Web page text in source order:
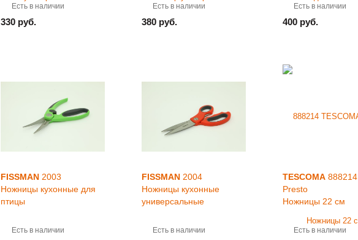
Есть в наличии
330 руб.
Есть в наличии
380 руб.
Есть в наличии
400 руб.
FISSMAN 2003
Ножницы кухонные для
птицы
Есть в наличии
FISSMAN 2004
Ножницы кухонные
универсальные
Есть в наличии
TESCOMA 888214
Presto
Ножницы 22 см
Есть в наличии